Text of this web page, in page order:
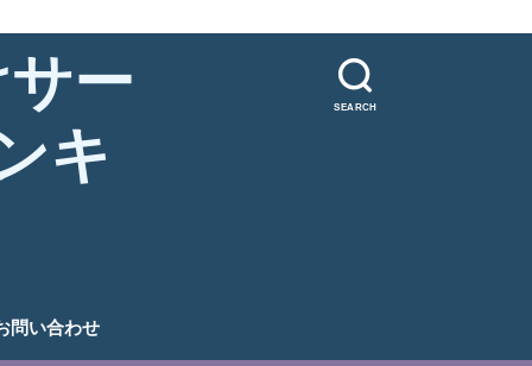
SEARCH
ー
キ
問い合わせ